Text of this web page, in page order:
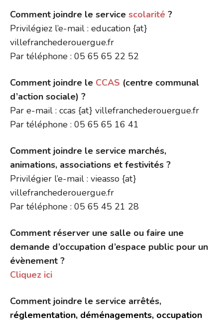
Comment joindre le service scolarité ?
Privilégiez l’e-mail : education {at}
villefranchederouergue.fr
Par téléphone : 05 65 65 22 52
Comment joindre le CCAS (centre communal
d’action sociale) ?
Par e-mail : ccas {at} villefranchederouergue.fr
Par téléphone : 05 65 65 16 41
Comment joindre le service marchés,
animations, associations et festivités ?
Privilégier l’e-mail : vieasso {at}
villefranchederouergue.fr
Par téléphone : 05 65 45 21 28
Comment réserver une salle ou faire une
demande d’occupation d’espace public pour un
évènement ?
Cliquez ici
Comment joindre le service arrêtés,
réglementation, déménagements, occupation